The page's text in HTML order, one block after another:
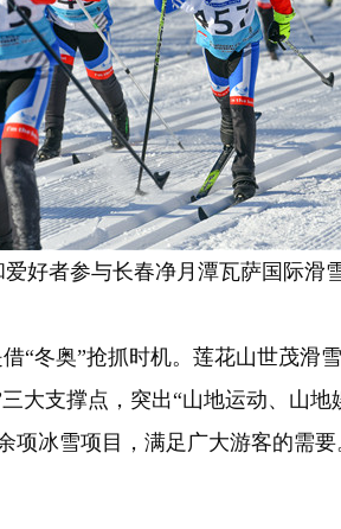
好者参与长春净月潭瓦萨国际滑
奥”抢抓时机。莲花山世茂滑
大支撑点，突出“山地运动、山
项冰雪项目，满足广大游客的需